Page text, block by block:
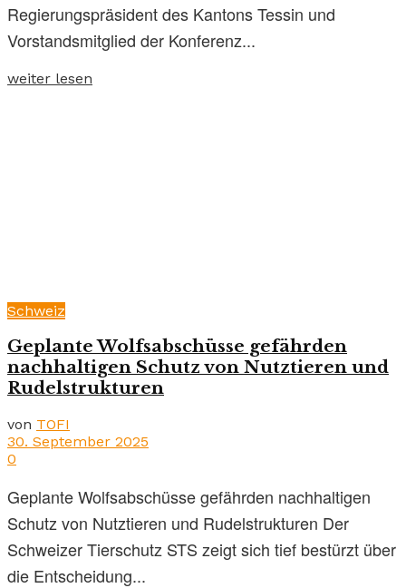
Regierungspräsident des Kantons Tessin und
Vorstandsmitglied der Konferenz...
weiter lesen
Schweiz
Geplante Wolfsabschüsse gefährden
nachhaltigen Schutz von Nutztieren und
Rudelstrukturen
von TOFI
30. September 2025
0
Geplante Wolfsabschüsse gefährden nachhaltigen
Schutz von Nutztieren und Rudelstrukturen Der
Schweizer Tierschutz STS zeigt sich tief bestürzt über
die Entscheidung...